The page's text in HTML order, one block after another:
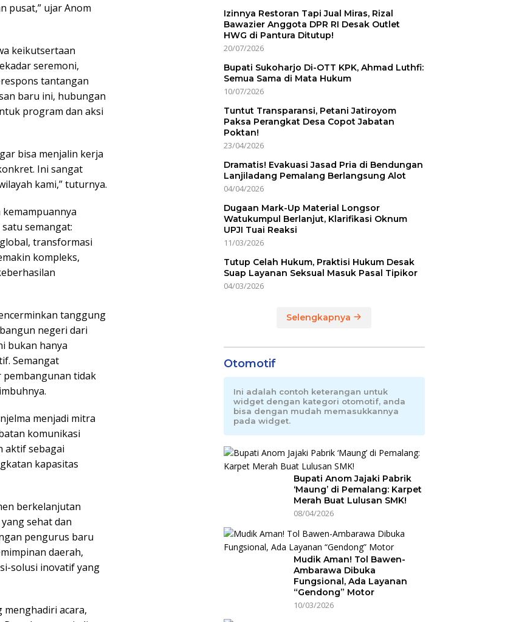
pusat,” ujar Anom
keikutsertaan
seremoni,
tantangan
baru ini, hubungan
program dan aksi
bisa menjalin kerja
Ini sangat
kami,” tuturnya.
semangat:
transformasi
kompleks,
tanggung
negeri dari
bukan hanya
Semangat
tidak
menjadi mitra
komunikasi
aktif sebagai
kapasitas
berkelanjutan
sehat dan
pengurus baru
daerah,
solusi inovatif yang
acara,
Izinnya Restoran Tapi Jual Miras, Rizal
Bawazier Anggota DPR RI Desak Outlet
HWG di Pantura Ditutup!
20/07/2026
Bupati Sukoharjo Di-OTT KPK, Ahmad Luthfi:
Semua Sama di Mata Hukum
10/07/2026
Tuntut Transparansi, Petani Jatiroyom
Paksa Perangkat Desa Copot Jabatan
Poktan!
23/04/2026
Dramatis! Evakuasi Jasad Pria di Bendungan
Lanjiladang Pemalang Berlangsung Alot
04/04/2026
Dugaan Mark-Up Material Longsor
Watukumpul Berlanjut, Klarifikasi Oknum
UPJI Tuai Reaksi
11/03/2026
Tutup Celah Hukum, Praktisi Hukum Desak
Suap Layanan Seksual Masuk Pasal Tipikor
04/03/2026
Selengkapnya
Otomotif
Ini adalah contoh keterangan untuk
widget dengan kategori otomotif, anda
bisa dengan mudah memasukkannya
pada widget.
Bupati Anom Jajaki Pabrik
‘Maung’ di Pemalang: Karpet
Merah Buat Lulusan SMK!
08/04/2026
Mudik Aman! Tol Bawen-
Ambarawa Dibuka
Fungsional, Ada Layanan
“Gendong” Motor
10/03/2026